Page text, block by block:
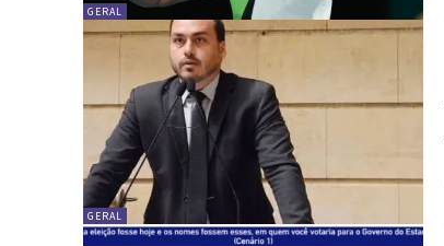
GERAL
GERAL